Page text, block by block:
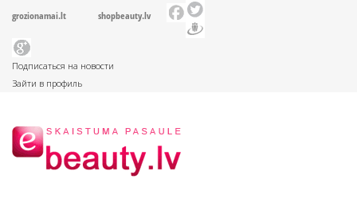
grozionamai.lt shopbeauty.lv
Подписаться на новости
Зайти в профиль